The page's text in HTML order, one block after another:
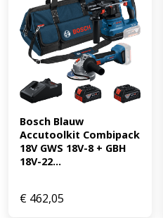
Bosch Blauw
Accutoolkit Combipack
18V GWS 18V-8 + GBH
18V-22...
€ 462,05